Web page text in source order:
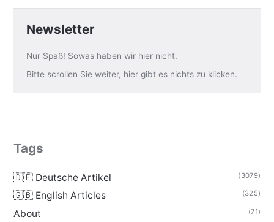
Newsletter
Nur Spaß! Sowas haben wir hier nicht.
Bitte scrollen Sie weiter, hier gibt es nichts zu klicken.
Tags
🇩🇪 Deutsche Artikel (3079)
🇬🇧 English Articles (325)
About (71)